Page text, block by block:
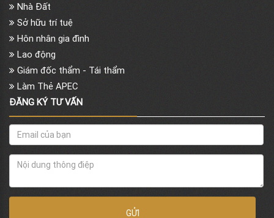
Nhà Đất
Sở hữu trí tuệ
Hôn nhân gia đình
Lao động
Giám đốc thẩm - Tái thẩm
Làm Thẻ APEC
ĐĂNG KÝ TƯ VẤN
GỬI